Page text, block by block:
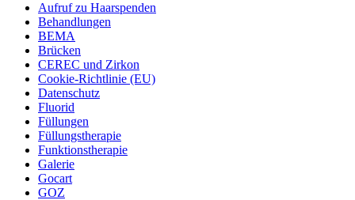
Aufruf zu Haarspenden
Behandlungen
BEMA
Brücken
CEREC und Zirkon
Cookie-Richtlinie (EU)
Datenschutz
Fluorid
Füllungen
Füllungstherapie
Funktionstherapie
Galerie
Gocart
GOZ